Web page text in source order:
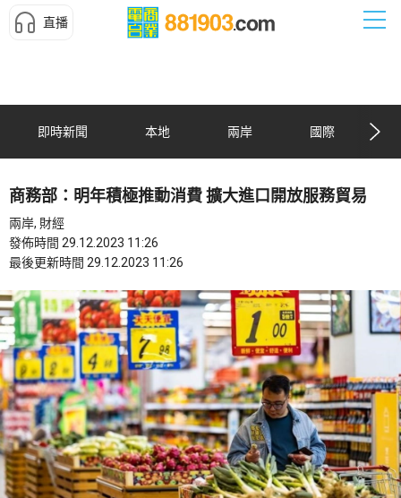
直播
即時新聞 本地 兩岸 國際
商務部：明年積極推動消費 擴大進口開放服務貿易
兩岸, 財經
發佈時間 29.12.2023 11:26
最後更新時間 29.12.2023 11:26